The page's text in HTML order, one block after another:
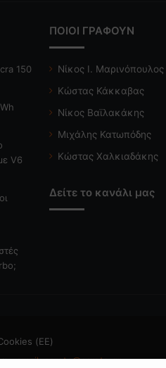
150
V6
ΠΟΙΟΙ ΓΡΑΦΟΥΝ
Νίκος Ι. Μαρινόπουλος
Κώστας Κάκκαβας
Νίκος Βαϊλακάκης
Μιχάλης Κατωπόδης
Κώστας Χαλκιαδάκης
Δείτε το κανάλι μας
(ΕΕ)
- email: caroto@caroto.gr